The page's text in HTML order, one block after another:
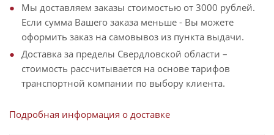
Мы доставляем заказы стоимостью от 3000 рублей.
Если сумма Вашего заказа меньше - Вы можете
оформить заказ на самовывоз из пункта выдачи.
Доставка за пределы Свердловской области –
стоимость рассчитывается на основе тарифов
транспортной компании по выбору клиента.
Подробная информация о доставке